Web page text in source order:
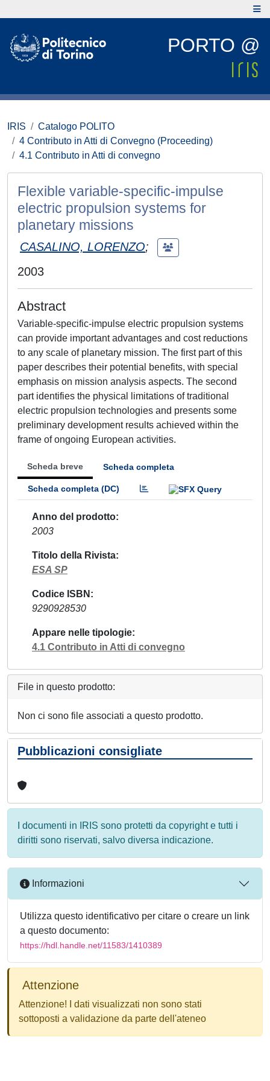
PORTO @
IRIS
Catalogo POLITO
4 Contributo in Atti di Convegno (Proceeding)
4.1 Contributo in Atti di convegno
Flexible variable-specific-impulse
electric propulsion systems for
planetary missions
CASALINO, LORENZO;
2003
Abstract
Variable-specific-impulse electric propulsion systems
can provide important advantages and cost reductions
to any scale of planetary mission. The first part of this
paper describes their potential benefits, with special
emphasis on mission analysis aspects. The second
part identifies the physical limitations of traditional
electric propulsion technologies and presents some
preliminary development results achieved within the
frame of ongoing European activities.
Scheda breve Scheda completa
Scheda completa (DC)
Anno del prodotto
2003
Titolo della Rivista
ESA SP
Codice ISBN
9290928530
Appare nelle tipologie
4.1 Contributo in Atti di convegno
File in questo prodotto:
Non ci sono file associati a questo prodotto.
Pubblicazioni consigliate
I documenti in IRIS sono protetti da copyright e tutti i
diritti sono riservati, salvo diversa indicazione.
Informazioni
Utilizza questo identificativo per citare o creare un link
a questo documento:
https://hdl.handle.net/11583/1410389
Attenzione
Attenzione! I dati visualizzati non sono stati
sottoposti a validazione da parte dell'ateneo